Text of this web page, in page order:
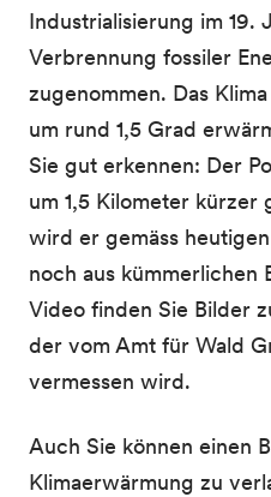
Industrialisierung im 19.
Verbrennung fossiler
zugenommen. Das
um rund 1,5 Grad
Sie gut erkennen: Der
um 1,5 Kilometer
wird er gemäss
noch aus kümmerlichen
Video finden Sie Bilder
der vom Amt für Wald
vermessen wird.
Auch Sie können einen
Klimaerwärmung zu